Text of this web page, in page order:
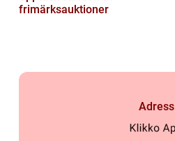
frimärksauktioner
Adress